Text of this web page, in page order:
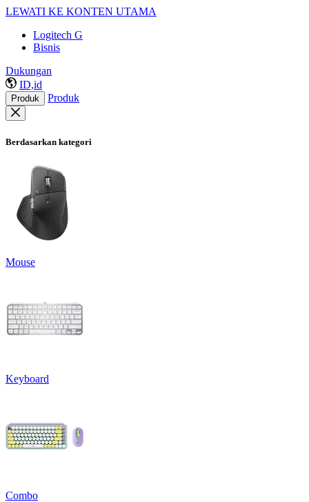
LEWATI KE KONTEN UTAMA
Logitech G
Bisnis
Dukungan
ID,id
Produk Produk
Berdasarkan kategori
Mouse
Keyboard
Combo